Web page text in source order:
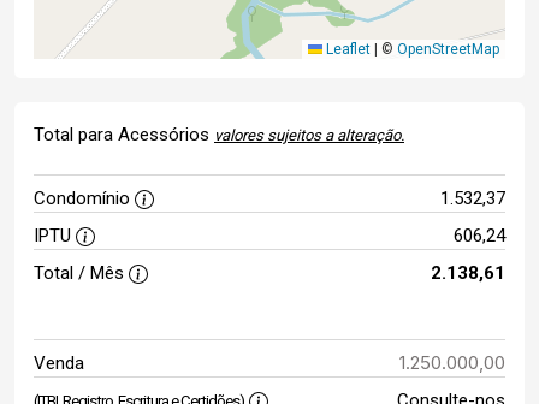
Leaflet © OpenStreetMap
Total para Acessórios valores sujeitos a alteração.
Condomínio
1.532,37
IPTU
606,24
Total / Mês
2.138,61
Venda 1.250.000,00